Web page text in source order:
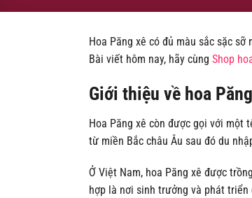
Hoa Păng xê có đủ màu sắc sặc
Bài viết hôm nay, hãy cùng Shop
Giới thiệu về hoa
Hoa Păng xê còn được gọi với một
từ miền Bắc châu Âu sau đó du
Ở Việt Nam, hoa Păng xê được
hợp là nơi sinh trưởng và phát triển